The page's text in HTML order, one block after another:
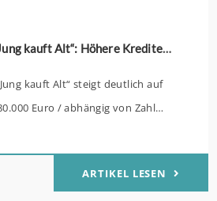
KfW-Förderung „Jung kauft Alt“: Höhere Kredite ab August 2026
kauft Alt“ steigt deutlich auf
Euro / abhängig von Zahl
bei 0,53 Prozent effektiv bei
10 Jahren Zinsbindung
ARTIKEL LESEN